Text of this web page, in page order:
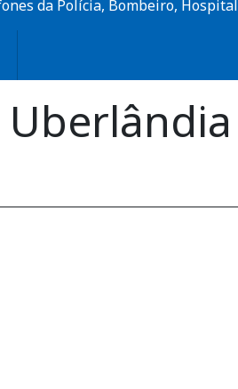
da Polícia, Bombeiro, Hospital